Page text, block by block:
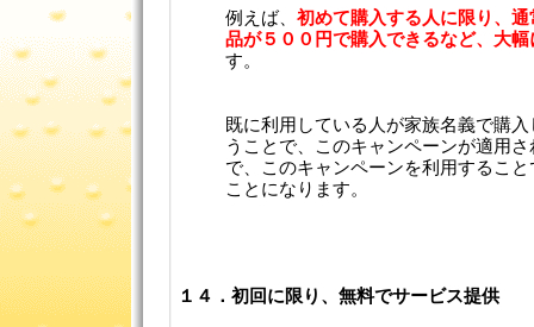
例えば、 初めて購入する人に限り、
品が５００円で購入できるなど、大幅
す。
既に利用している人が家族名義で購
うことで、このキャンペーンが適用
で、このキャンペーンを利用するこ
ことになります。
１４．初回に限り、無料でサービス提供